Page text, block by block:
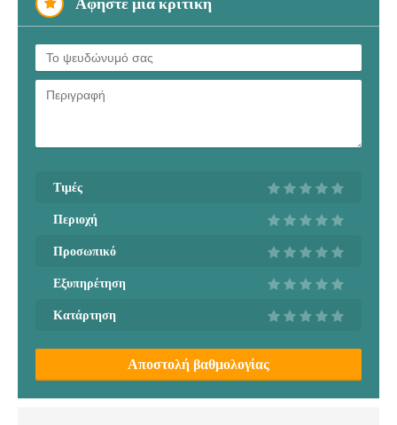
Τιμές
Περιοχή
Προσωπικό
Εξυπηρέτηση
Κατάρτηση
Αποστολή βαθμολογίας